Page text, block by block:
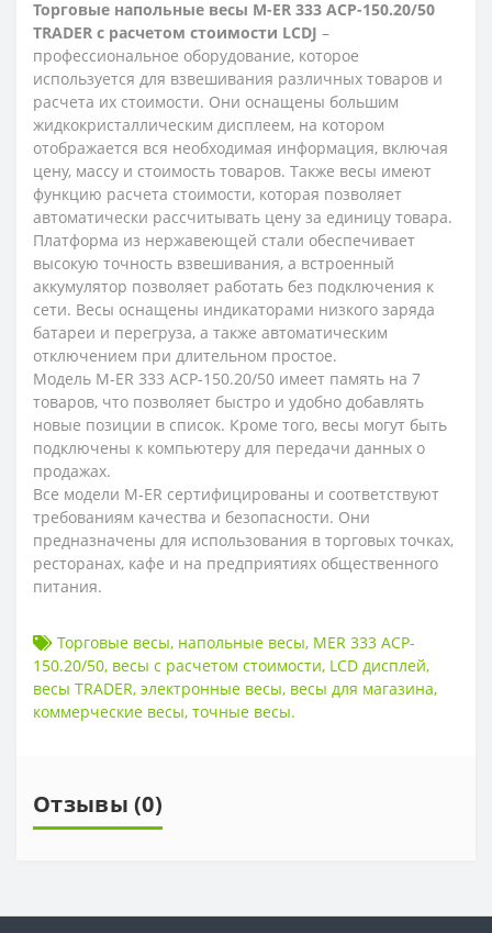
Торговые напольные весы M-ER 333 ACP-150.20/50
TRADER с расчетом стоимости LCDJ –
профессиональное оборудование, которое
используется для взвешивания различных товаров и
расчета их стоимости. Они оснащены большим
жидкокристаллическим дисплеем, на котором
отображается вся необходимая информация, включая
цену, массу и стоимость товаров. Также весы имеют
функцию расчета стоимости, которая позволяет
автоматически рассчитывать цену за единицу товара.
Платформа из нержавеющей стали обеспечивает
высокую точность взвешивания, а встроенный
аккумулятор позволяет работать без подключения к
сети. Весы оснащены индикаторами низкого заряда
батареи и перегруза, а также автоматическим
отключением при длительном простое.
Модель M-ER 333 ACP-150.20/50 имеет память на 7
товаров, что позволяет быстро и удобно добавлять
новые позиции в список. Кроме того, весы могут быть
подключены к компьютеру для передачи данных о
продажах.
Все модели M-ER сертифицированы и соответствуют
требованиям качества и безопасности. Они
предназначены для использования в торговых точках,
ресторанах, кафе и на предприятиях общественного
питания.
Торговые весы, напольные весы, MER 333 ACP-
150.20/50, весы с расчетом стоимости, LCD дисплей,
весы TRADER, электронные весы, весы для магазина,
коммерческие весы, точные весы.
Отзывы (0)